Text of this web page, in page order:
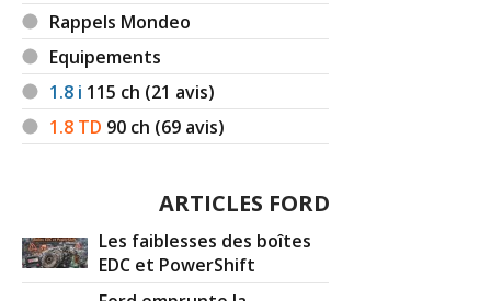
Rappels Mondeo
Equipements
1.8 i 115 ch (21 avis)
1.8 TD 90 ch (69 avis)
ARTICLES FORD
Les faiblesses des boîtes
EDC et PowerShift